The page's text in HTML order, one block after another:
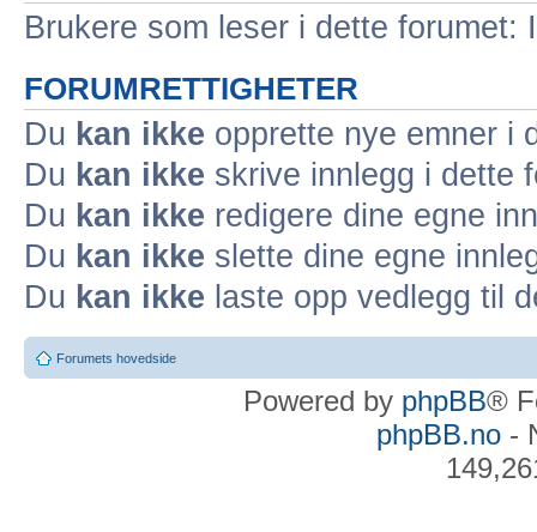
Brukere som leser i dette
FORUMRETTIGHETER
Du kan ikke opprette nye emner i
Du kan ikke skrive innlegg i dette
Du kan ikke redigere dine egne
Du kan ikke slette dine egne
Du kan ikke laste opp vedlegg til
Forumets hovedside
Powered by phpBB®
phpBB.no-